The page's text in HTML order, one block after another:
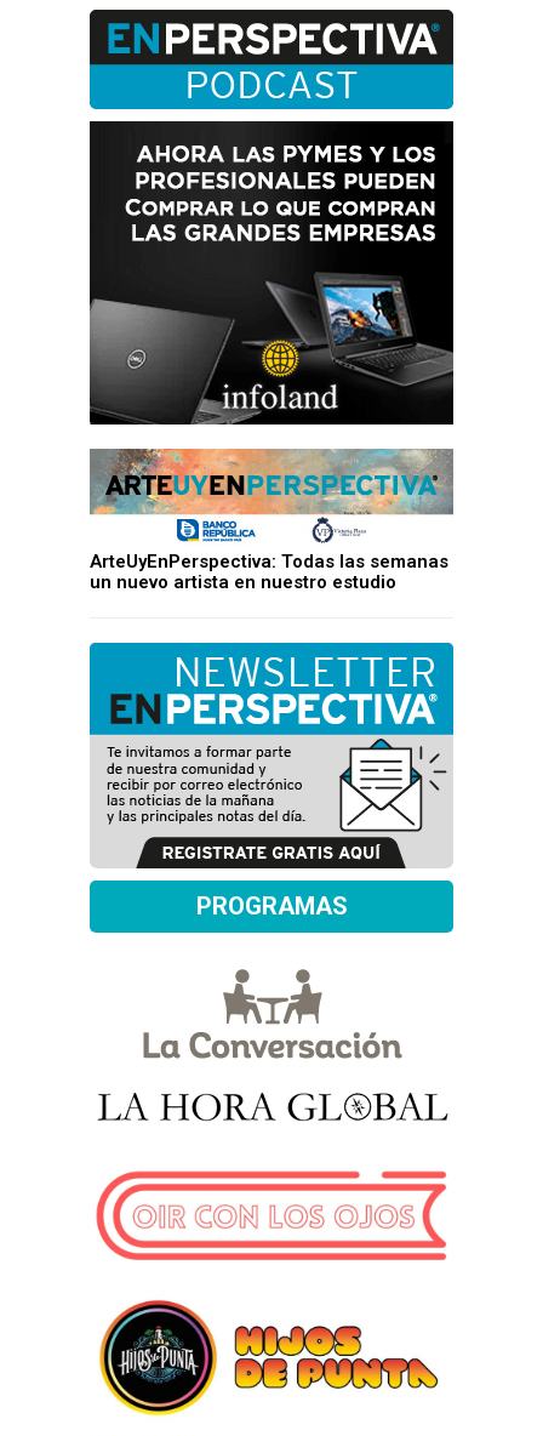
ArteUyEnPerspectiva: Todas las semanas
un nuevo artista en nuestro estudio
PROGRAMAS